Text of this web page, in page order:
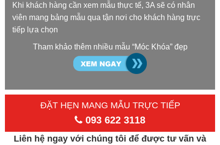
Khi khách hàng cần xem mẫu thực tế, 3A sẽ có nhân
viên mang bảng mẫu qua tận nơi cho khách hàng trực
tiếp lựa chọn
Tham khảo thêm nhiều mẫu “Móc Khóa” đẹp
ĐẶT HẸN MANG MẪU TRỰC TIẾP
093 622 3118
Liên hệ ngay với chúng tôi để được tư vấn và